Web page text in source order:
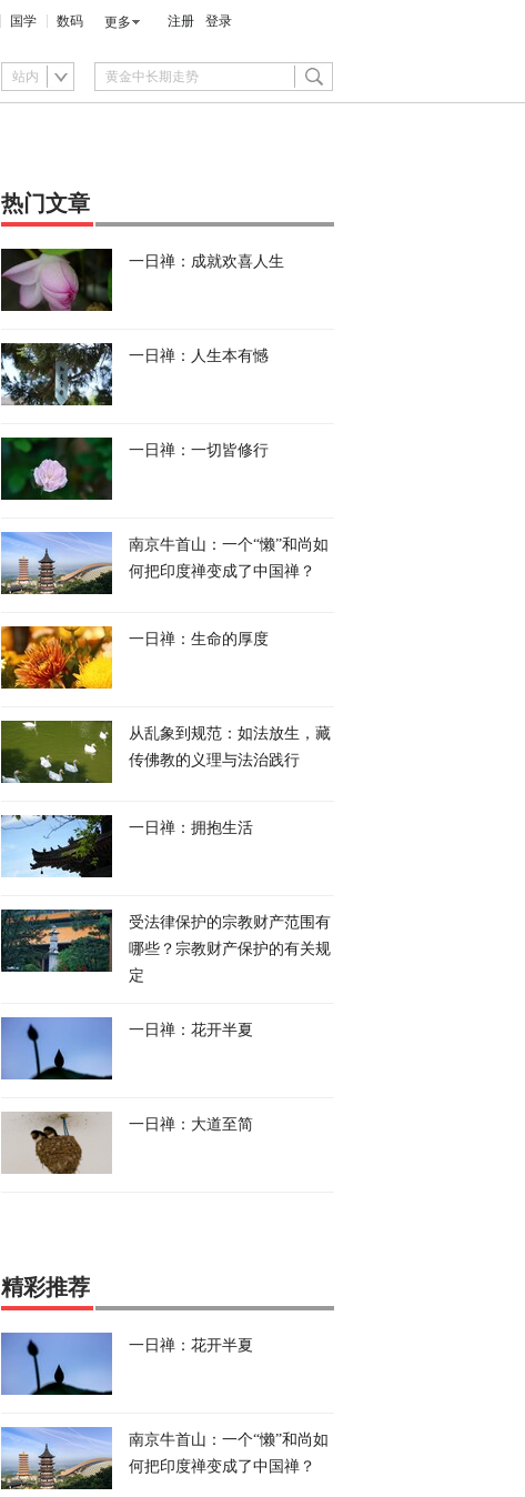
国学 数码 更多 注册 登录
站内
热门文章
一日禅：成就欢喜人生
一日禅：人生本有憾
一日禅：一切皆修行
南京牛首山：一个“懒”和尚如
何把印度禅变成了中国禅？
一日禅：生命的厚度
从乱象到规范：如法放生，藏
传佛教的义理与法治践行
一日禅：拥抱生活
受法律保护的宗教财产范围有
哪些？宗教财产保护的有关规
定
一日禅：花开半夏
一日禅：大道至简
精彩推荐
一日禅：花开半夏
南京牛首山：一个“懒”和尚如
何把印度禅变成了中国禅？